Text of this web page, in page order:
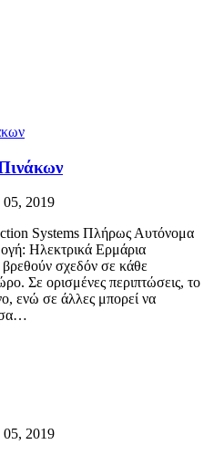
2019
Systems Πλήρως Αυτόνομα
Ηλεκτρικά Ερμάρια
σχεδόν σε κάθε
Σε ορισμένες περιπτώσεις, το
ενώ σε άλλες μπορεί να
2019